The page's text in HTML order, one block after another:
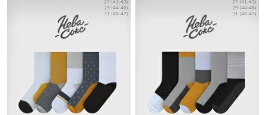
27 (41-43)
29 (44-46)
31 (46-47)
27 (41-43)
29 (44-46)
31 (46-47)